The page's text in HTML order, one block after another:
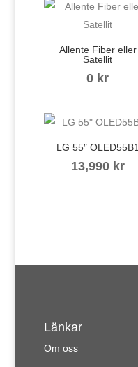
Allente Fiber eller
Satellit
0 kr
LG 55″ OLED55B1
13,990 kr
Länkar
Om oss